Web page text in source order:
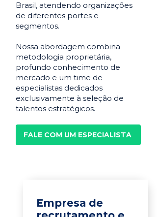
Brasil, atendendo organizações
de diferentes portes e
segmentos.
Nossa abordagem combina
metodologia proprietária,
profundo conhecimento de
mercado e um time de
especialistas dedicados
exclusivamente à seleção de
talentos estratégicos.
FALE COM UM ESPECIALISTA
Empresa de